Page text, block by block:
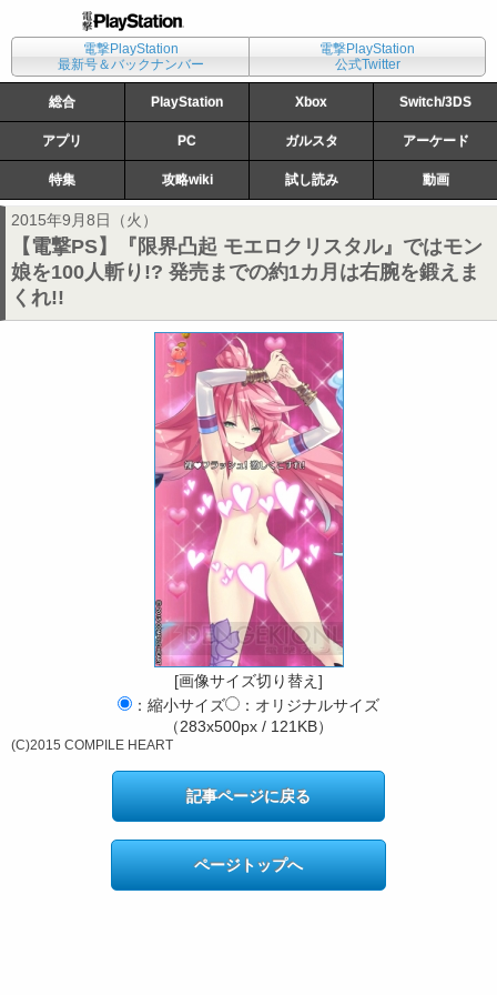
電撃PlayStation
最新号＆バックナンバー
電撃PlayStation
公式Twitter
総合 PlayStation Xbox Switch/3DS
アプリ PC ガルスタ アーケード
特集 攻略wiki 試し読み 動画
2015年9月8日（火）
【電撃PS】『限界凸起 モエロクリスタル』ではモン
娘を100人斬り!? 発売までの約1カ月は右腕を鍛えま
くれ!!
[画像サイズ切り替え]
：縮小サイズ
：オリジナルサイズ
（283x500px / 121KB）
(C)2015 COMPILE HEART
記事ページに戻る
ページトップへ